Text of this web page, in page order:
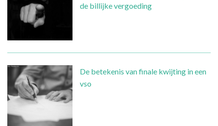
de billijke vergoeding
De betekenis van finale kwijting in een
vso